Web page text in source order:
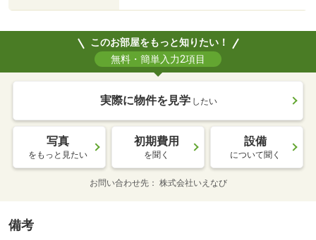
このお部屋をもっと知りたい！
無料・簡単入力2項目
実際に物件を見学 したい
写真
をもっと見たい
初期費用
を聞く
設備
について聞く
お問い合わせ先 株式会社いえなび
備考